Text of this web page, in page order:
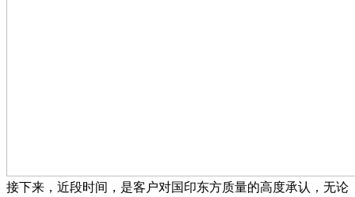
接下来，近段时间，是客户对国印东方质量的高度承认，无论